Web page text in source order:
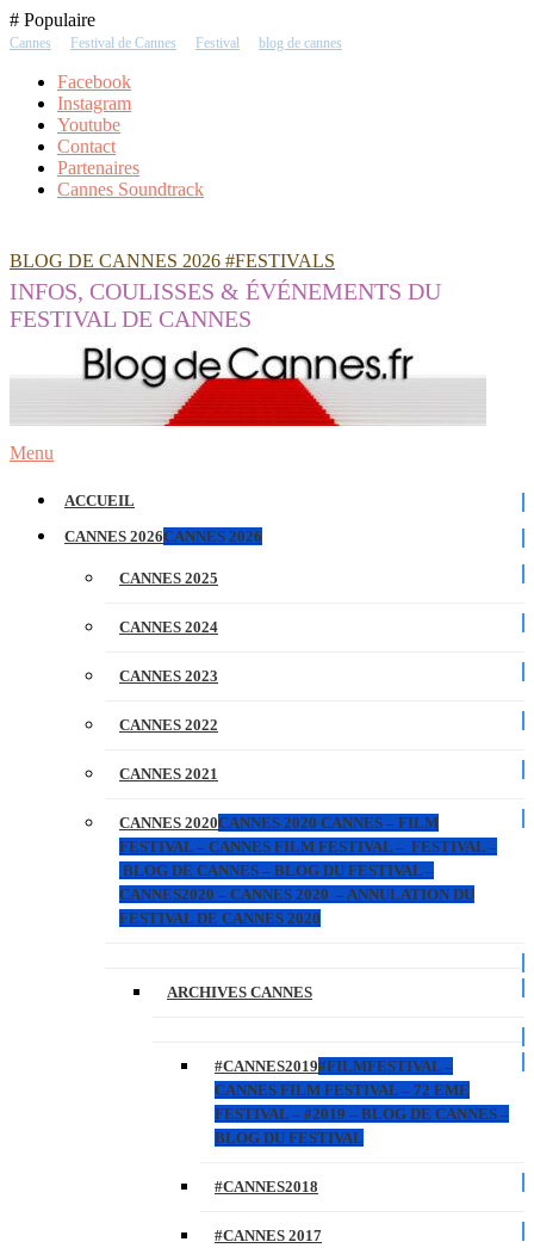
Skip
To
# Populaire
Cannes Festival de Cannes Festival blog de cannes
Facebook
Instagram
Youtube
Contact
Partenaires
Cannes Soundtrack
BLOG DE CANNES 2026 #FESTIVALS
INFOS, COULISSES & ÉVÉNEMENTS DU
FESTIVAL DE CANNES
Menu
ACCUEIL
CANNES 2026CANNES 2026
CANNES 2025
CANNES 2024
CANNES 2023
CANNES 2022
CANNES 2021
CANNES 2020CANNES 2020 CANNES – FILM
FESTIVAL – CANNES FILM FESTIVAL – FESTIVAL –
BLOG DE CANNES – BLOG DU FESTIVAL –
CANNES2020 – CANNES 2020 – ANNULATION DU
FESTIVAL DE CANNES 2020
ARCHIVES CANNES
#CANNES2019#FILMFESTIVAL –
CANNES FILM FESTIVAL – 72 EME
FESTIVAL – #2019 – BLOG DE CANNES –
BLOG DU FESTIVAL
#CANNES2018
#CANNES 2017